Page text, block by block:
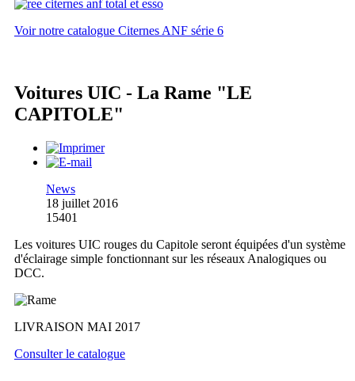
Voir notre catalogue Citernes ANF série 6
Voitures UIC - La Rame "LE
CAPITOLE"
News
18 juillet 2016
15401
Les voitures UIC rouges du Capitole seront équipées d'un système
d'éclairage simple fonctionnant sur les réseaux Analogiques ou
DCC.
LIVRAISON MAI 2017
Consulter le catalogue